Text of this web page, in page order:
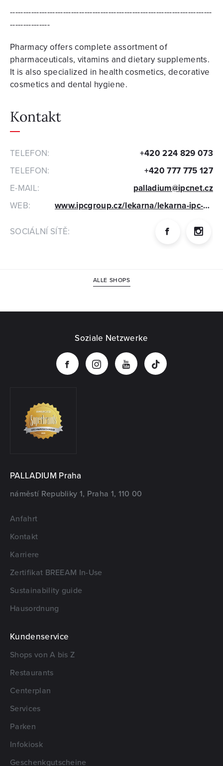
----------------------------------------------------------------------------
---------------
Pharmacy offers complete assortment of
pharmaceuticals, vitamins and dietary supplements.
It is also specialized in health cosmetics, decorative
cosmetics and dental hygiene.
Kontakt
TELEFON:
+420 224 829 073
TELEFON:
+420 777 775 127
E-MAIL:
palladium@ipcnet.cz
WEB:
www.ipcgroup.cz/lekarna/lekarna-ipc-palladium
SOCIÁLNÍ SÍTĚ:
ALLE SHOPS
PALLADIUM Praha
náměstí Republiky 1, Praha 1, 110 00
Anfahrt
Kontakt
Karriere
Zertifikat BREEAM In-Use
Sustainability guide
Hausordnung
Kundenservice
Shops von A bis Z
Restaurants
Centerplan
Services
Parken
Infokiosk
Geschenkgutscheine
Soziale Netzwerke